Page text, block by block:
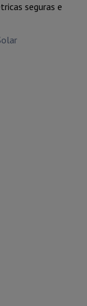
seguras e